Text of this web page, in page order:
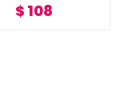
$ 108